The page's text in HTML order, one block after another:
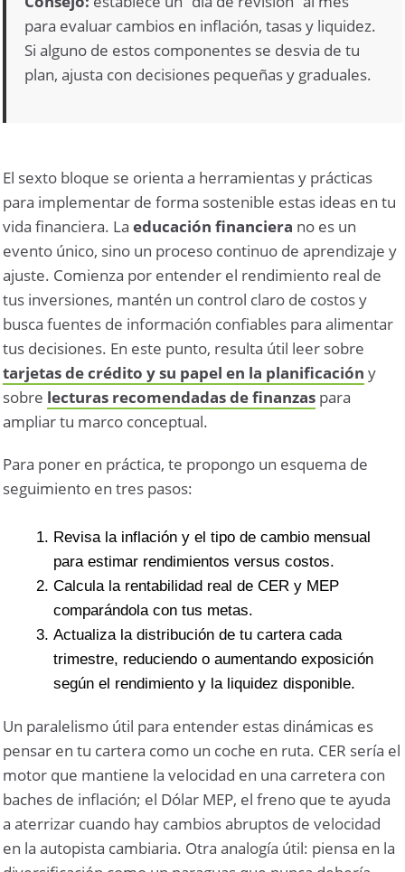
para evaluar cambios en inflación, tasas y liquidez.
Si alguno de estos componentes se desvia de tu
plan, ajusta con decisiones pequeñas y graduales.
El sexto bloque se orienta a herramientas y prácticas
para implementar de forma sostenible estas ideas en tu
vida financiera. Laeducación financiera no es un
evento único, sino un proceso continuo de aprendizaje y
ajuste. Comienza por entender el rendimiento real de
tus inversiones, mantén un control claro de costos y
busca fuentes de información confiables para alimentar
tus decisiones. En este punto, resulta útil leer sobre
tarjetas de crédito y su papel en la planificación y
sobre lecturas recomendadas de finanzas para
ampliar tu marco conceptual.
Para poner en práctica, te propongo un esquema de
seguimiento en tres pasos:
Revisa la inflación y el tipo de cambio mensual
para estimar rendimientos versus costos.
Calcula la rentabilidad real de CER y MEP
comparándola con tus metas.
Actualiza la distribución de tu cartera cada
trimestre, reduciendo o aumentando exposición
según el rendimiento y la liquidez disponible.
Un paralelismo útil para entender estas dinámicas es
pensar en tu cartera como un coche en ruta. CER sería el
motor que mantiene la velocidad en una carretera con
baches de inflación; el Dólar MEP, el freno que te ayuda
a aterrizar cuando hay cambios abruptos de velocidad
en la autopista cambiaria. Otra analogía útil: piensa en la